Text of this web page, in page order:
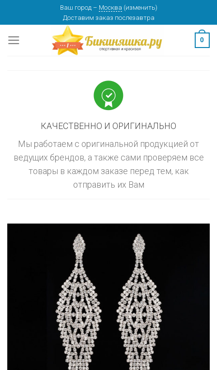
content
Ваш город – Москва (изменить)
Доставим заказ послезавтра
0
КАЧЕСТВЕННО И ОРИГИНАЛЬНО
Мы работаем с оригинальной продукцией от
ведущих брендов, а также сами проверяем все
товары в каждом заказе перед тем, как
отправить их Вам
изменить